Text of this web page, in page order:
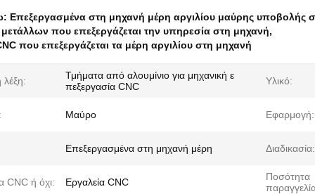
Επεξεργασμένα στη μηχανή μέρη αργιλίου μαύρης υποβολής
που επεξεργάζεται την υπηρεσία στη μηχανή,
που επεξεργάζεται τα μέρη αργιλίου στη μηχανή
λέξη:
Τμήματα από αλουμίνιο για μηχανική ε
πεξεργασία CNC
Υλικό:
Μαύρο Εφαρμογή:
Επεξεργασμένα στη μηχανή μέρη Διαδικασία:
CNC ή όχι: Εργαλεία CNC
Ποσότητα